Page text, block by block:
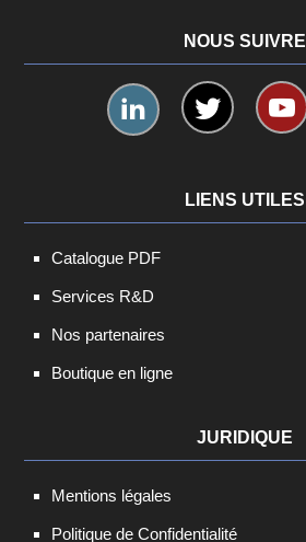
NOUS SUIVRE
LIENS UTILES
Catalogue PDF
Services R&D
Nos partenaires
Boutique en ligne
JURIDIQUE
Mentions légales
Politique de Confidentialité